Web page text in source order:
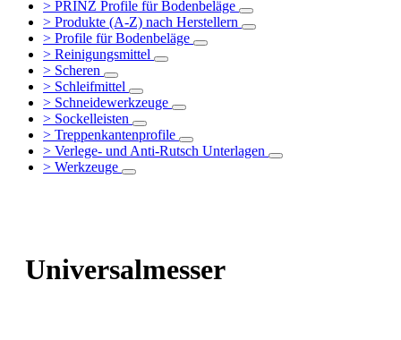
> PRINZ Profile für Bodenbeläge
> Produkte (A-Z) nach Herstellern
> Profile für Bodenbeläge
> Reinigungsmittel
> Scheren
> Schleifmittel
> Schneidewerkzeuge
> Sockelleisten
> Treppenkantenprofile
> Verlege- und Anti-Rutsch Unterlagen
> Werkzeuge
Universalmesser